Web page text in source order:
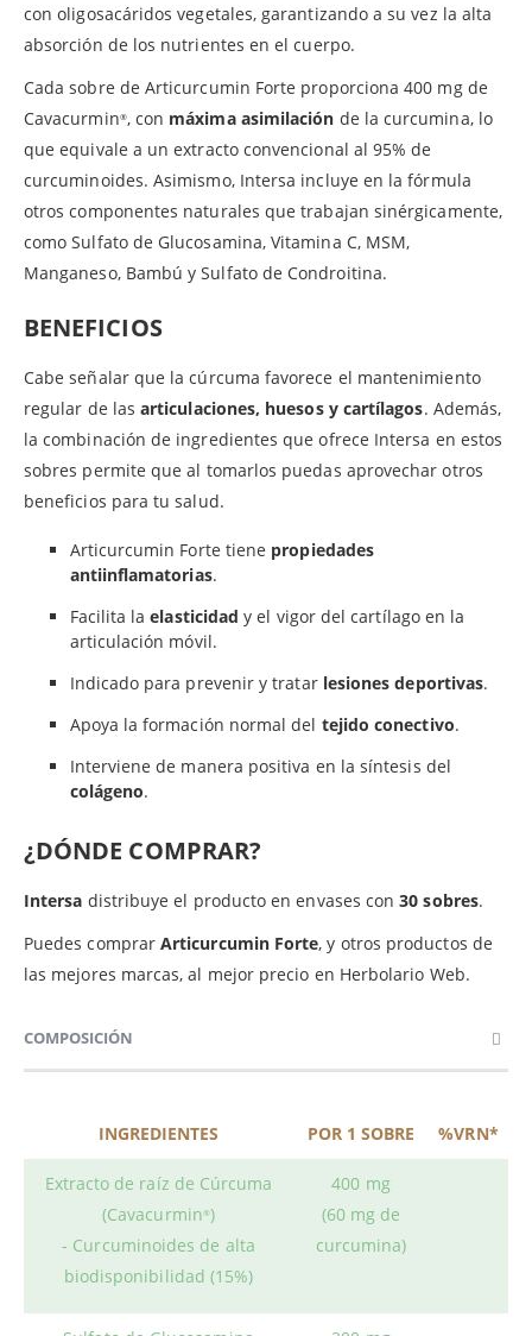
con oligosacáridos vegetales, garantizando a su vez la alta
absorción de los nutrientes en el cuerpo.
Cada sobre de Articurcumin Forte proporciona 400 mg de
Cavacurmin®, con máxima asimilación de la curcumina, lo
que equivale a un extracto convencional al 95% de
curcuminoides. Asimismo, Intersa incluye en la fórmula
otros componentes naturales que trabajan sinérgicamente,
como Sulfato de Glucosamina, Vitamina C, MSM,
Manganeso, Bambú y Sulfato de Condroitina.
BENEFICIOS
Cabe señalar que la cúrcuma favorece el mantenimiento
regular de lasarticulaciones, huesos y cartílagos. Además,
la combinación de ingredientes que ofrece Intersa en estos
sobres permite que al tomarlos puedas aprovechar otros
beneficios para tu salud.
Articurcumin Forte tiene propiedades
antiinflamatorias.
Facilita laelasticidad y el vigor del cartílago en la
articulación móvil.
Indicado para prevenir y tratar lesiones deportivas.
Apoya la formación normal del tejido conectivo.
Interviene de manera positiva en la síntesis del
colágeno.
¿DÓNDE COMPRAR?
Intersa distribuye el producto en envases con30 sobres.
Puedes comprarArticurcumin Forte, y otros productos de
las mejores marcas, al mejor precio en Herbolario Web.
COMPOSICIÓN
INGREDIENTES POR 1 SOBRE %VRN*
Extracto de raíz de Cúrcuma
(Cavacurmin®)
- Curcuminoides de alta
biodisponibilidad (15%)
400 mg
(60 mg de
curcumina)